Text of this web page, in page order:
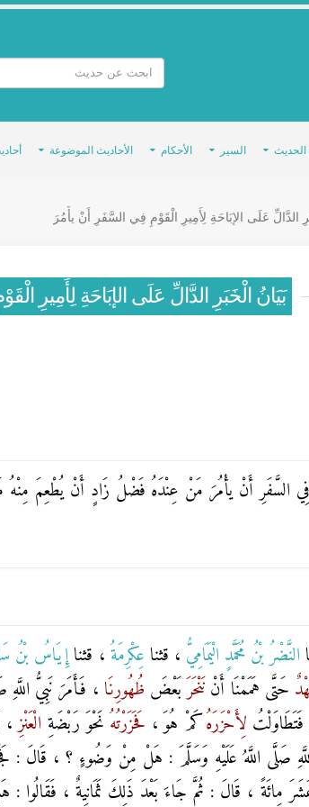
الحديث السير الأحكام الأحاديث الموضوعة
الدَّالِّ عَلَى الإبَاحَةِ لِأَمِيرِ الْقَوْمِ فِي السَّفَرِ أَنْ يأْمُرَ
بَيَانُ الْخَبَرِ الدَّالِّ عَلَى الإبَاحَةِ لِأَمِيرِ
فِي السَّفَرِ أَنْ يأْمُرَ مَنْ عِنْدَهُ فَضْلُ زَادٍ أَنْ يُطْعِمَ
النَّضْرُ بْنُ مُحَمَّدٍ الْيَمَامِيُّ ، قثنا عِكْرِمَةُ ، قثناإِيَاسُ بْنُ
حَتَّى هَمَمْنَا أَنْ نَنْحَرَبَعْضَ ظُهُورِنَا ، فَأَمَرَ نَبِيُّ اللَّهِ
لِأَحْزَرَهُكَمْ هُوَ ، فَحَزَرْتُهُ نَحْوَ رَبْضَةِ الْعَنْزِ
صَلَّى اللَّهُ عَلَيْهِ وَسَلَّمَ : هَلْ مِنْ وَضُوءٍ ؟ ، قَالَ :
مِائَةً ، قَالَ : ثُمَّ جَاءَ بَعْدَ ذَلِكَ ثَمَانِيةٌ ،